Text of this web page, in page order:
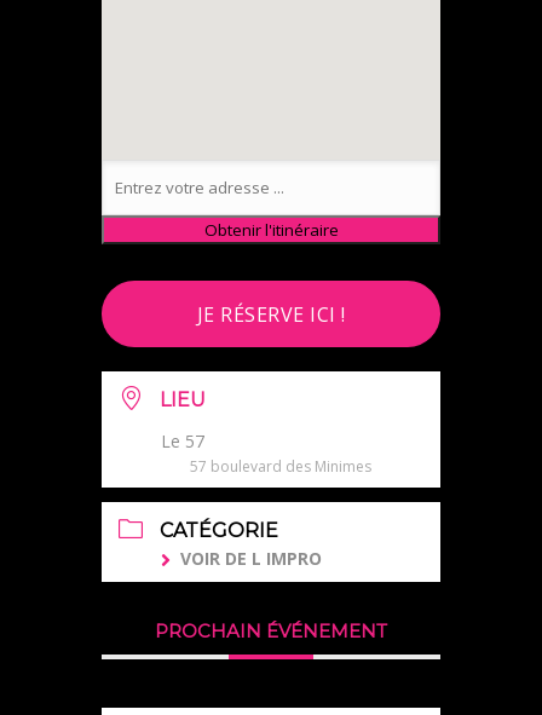
JE RÉSERVE ICI !
LIEU
Le 57
57 boulevard des Minimes
CATÉGORIE
VOIR DE L IMPRO
PROCHAIN ÉVÉNEMENT